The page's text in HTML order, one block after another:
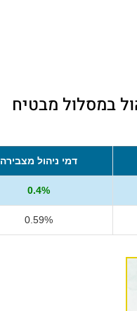
במסלול מבטיח
דמי ניהול מצבירה
0.4%
0.59%